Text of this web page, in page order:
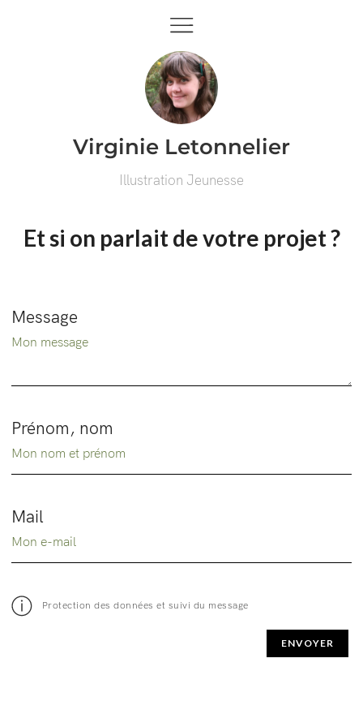
Virginie Letonnelier
Illustration Jeunesse
Et si on parlait de votre projet ?
Message
Prénom, nom
Mail
Protection des données et suivi du message
ENVOYER